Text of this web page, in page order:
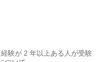
験が 2 年以上ある人が受験